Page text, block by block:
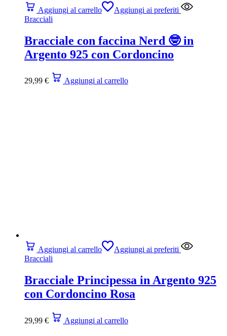
Aggiungi al carrello
Aggiungi ai preferiti
Bracciali
Bracciale con faccina Nerd 🤓 in
Argento 925 con Cordoncino
29,99 € Aggiungi al carrello
Aggiungi al carrello
Aggiungi ai preferiti
Bracciali
Bracciale Principessa in Argento 925
con Cordoncino Rosa
29,99 € Aggiungi al carrello